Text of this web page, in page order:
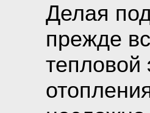
Делая
прежде
тепловой